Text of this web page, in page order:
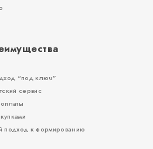
“под ключ”
сервис
подход к формированию